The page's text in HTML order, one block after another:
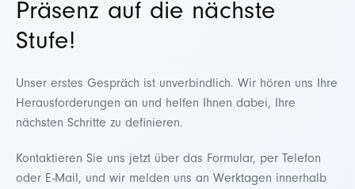
Präsenz auf die nächste
Stufe!
Unser erstes Gespräch ist unverbindlich. Wir hören uns Ihre
Herausforderungen an und helfen Ihnen dabei, Ihre
nächsten Schritte zu definieren.
Kontaktieren Sie uns jetzt über das Formular, per Telefon
oder E-Mail, und wir melden uns an Werktagen innerhalb